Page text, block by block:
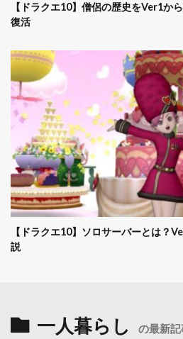
【ドラクエ10】僧侶の歴史をVer1か
復活
【ドラクエ10】ソロサーバーとは？
説
一人暮らし の最新